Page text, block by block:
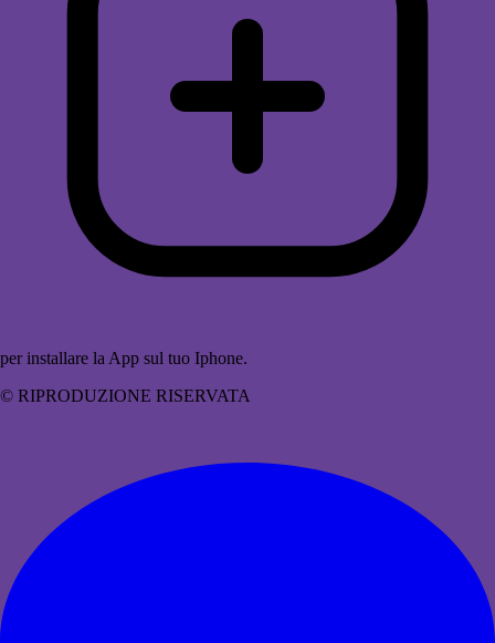
per installare la App sul tuo Iphone.
© RIPRODUZIONE RISERVATA